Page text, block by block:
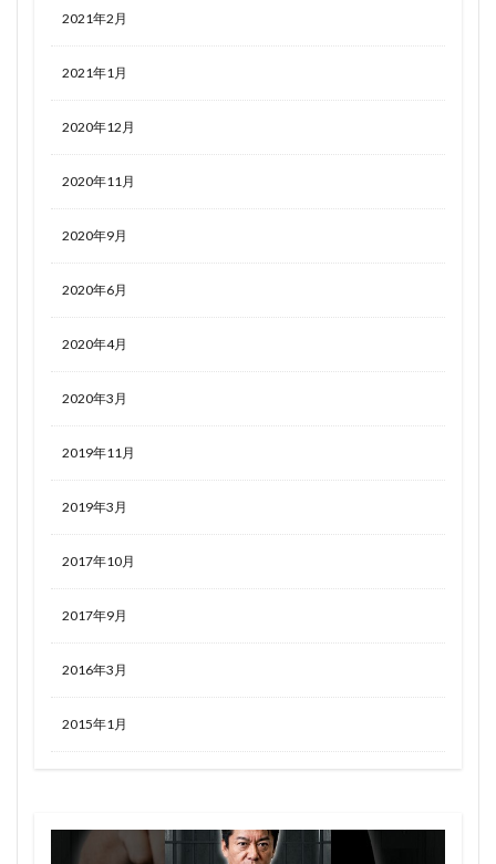
2021年2月
2021年1月
2020年12月
2020年11月
2020年9月
2020年6月
2020年4月
2020年3月
2019年11月
2019年3月
2017年10月
2017年9月
2016年3月
2015年1月